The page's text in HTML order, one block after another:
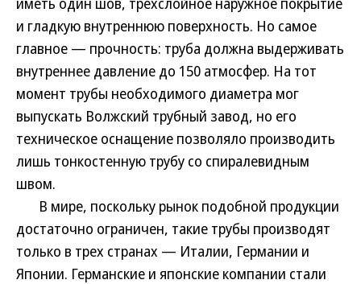
и гладкую внутреннюю поверхность. Но самое
главное — прочность: труба должна выдерживать
внутреннее давление до 150 атмосфер. На тот
момент трубы необходимого диаметра мог
выпускать Волжский трубный завод, но его
техническое оснащение позволяло производить
лишь тонкостенную трубу со спиралевидным
швом.
В мире, поскольку рынок подобной продукции
достаточно ограничен, такие трубы производят
только в трех странах — Италии, Германии и
Японии. Германские и японские компании стали